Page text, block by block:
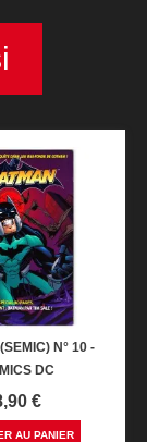
N° 10 -
DC
€
AU PANIER